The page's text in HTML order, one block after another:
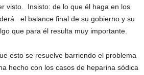
visto. Insisto: de lo que él haga en los
el balance final de su gobierno y su
que para él resulta muy importante.
esto se resuelve barriendo el problema
hecho con los casos de heparina sódica